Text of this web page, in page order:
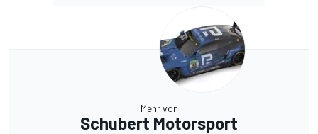
Mehr von
Schubert Motorsport